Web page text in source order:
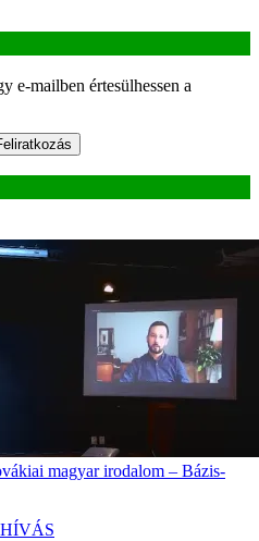
e-mailben értesülhessen a
magyar irodalom – Bázis-